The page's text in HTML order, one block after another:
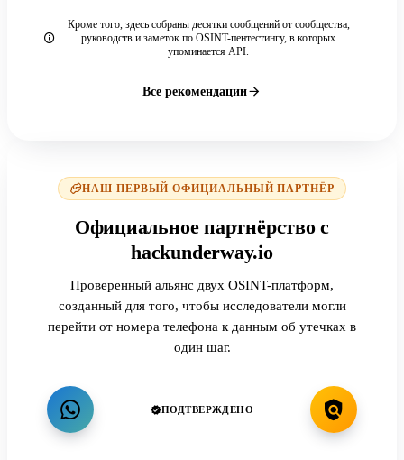
Кроме того, здесь собраны десятки сообщений от сообщества,
руководств и заметок по OSINT-пентестингу, в которых
упоминается API.
Все рекомендации
НАШ ПЕРВЫЙ ОФИЦИАЛЬНЫЙ ПАРТНЁР
Официальное партнёрство с
hackunderway.io
Проверенный альянс двух OSINT-платформ,
созданный для того, чтобы исследователи могли
перейти от номера телефона к данным об утечках в
один шаг.
ПОДТВЕРЖДЕНО